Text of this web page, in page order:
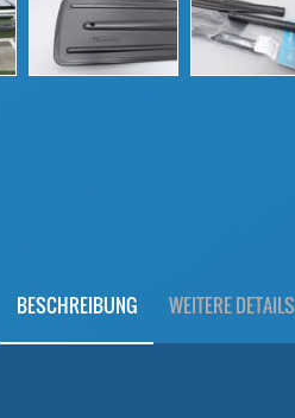
BESCHREIBUNG WEITERE DETAILS